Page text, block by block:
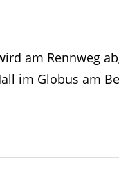
am Rennweg
im Globus am